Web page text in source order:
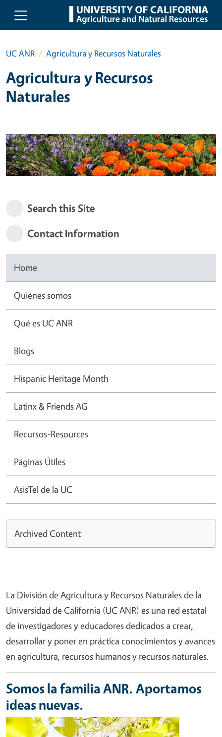
Skip to main content
UC ANR Agricultura y Recursos Naturales
Agricultura y Recursos
Naturales
Search this Site
Contact Information
Home
Quiénes somos
Qué es UC ANR
Blogs
Hispanic Heritage Month
Latinx & Friends AG
Recursos-Resources
Páginas Útiles
AsisTel de la UC
Archived Content
La División de Agricultura y Recursos Naturales de la
Universidad de California (UC ANR) es una red estatal
de investigadores y educadores dedicados a crear,
desarrollar y poner en práctica conocimientos y avances
en agricultura, recursos humanos y recursos naturales.
Somos la familia ANR. Aportamos
ideas nuevas.